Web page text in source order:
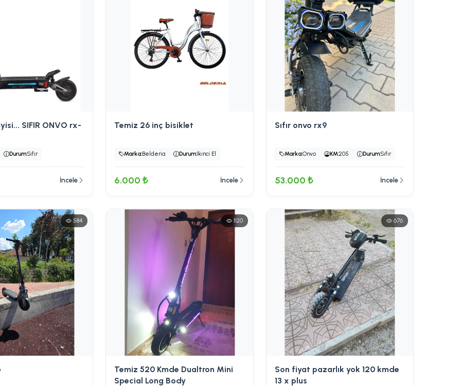
iyisi... SIFIR ONVO rx-
Durum:Sıfır
İncele
Temiz 26 inç bisiklet
Marka:Belderia Durum:İkinci El
6.000 ₺ İncele
Sıfır onvo rx9
Marka:Onvo KM:205 Durum:Sıfır
53.000 ₺ İncele
584 1120
Temiz 520 Kmde Dualtron Mini
Special Long Body
676
Son fiyat pazarlık yok 120 kmde
13 x plus